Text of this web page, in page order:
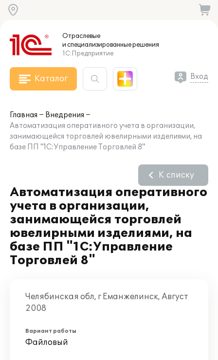
Отраслевые
и специализированныерешения
1С:Предприятие
Каталог Вход
Главная
Внедрения
Автоматизация оперативного учета в организации,
занимающейся торговлей ювелирными изделиями, на
базе ПП "1С:Управление Торговлей 8"
Автоматизация оперативного
учета в организации,
занимающейся торговлей
ювелирными изделиями, на
базе ПП "1С:Управление
Торговлей 8"
К списку
Челябинская обл, г Еманжелинск, Август
2008
Вариант работы
Файловый